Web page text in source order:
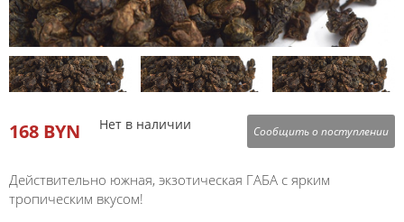
168 BYN Нет в наличии Сообщить о поступлении
Действительно южная, экзотическая ГАБА с ярким
тропическим вкусом!